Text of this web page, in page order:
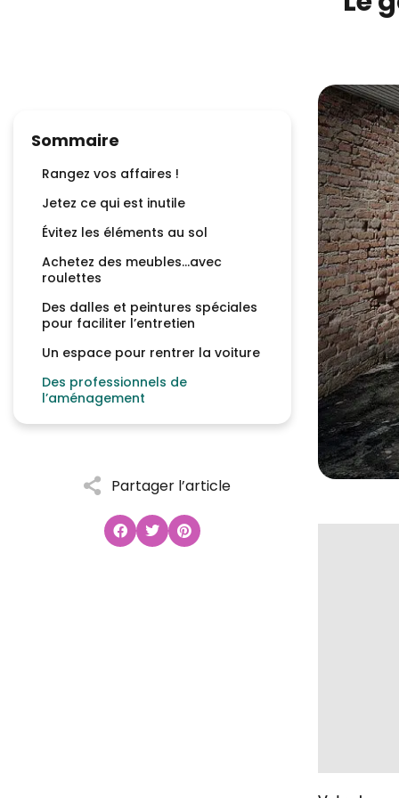
Sommaire
Rangez vos affaires !
Jetez ce qui est inutile
Évitez les éléments au sol
Achetez des meubles…avec
roulettes
Des dalles et peintures spéciales
pour faciliter l’entretien
Un espace pour rentrer la voiture
Des professionnels de
l’aménagement
Partager l’article